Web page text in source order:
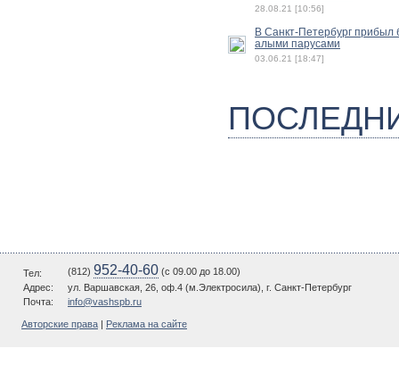
28.08.21 [10:56]
В Санкт-Петербург прибыл
алыми парусами
03.06.21 [18:47]
Тел: (812) 952-40-60 (c 09.00 до 18.00)
Адрес:
ул. Варшавская, 26, оф.4 (м.Электросила), г. Санкт-Петербург
Почта:
info@vashspb.ru
Авторские права Реклама на сайте